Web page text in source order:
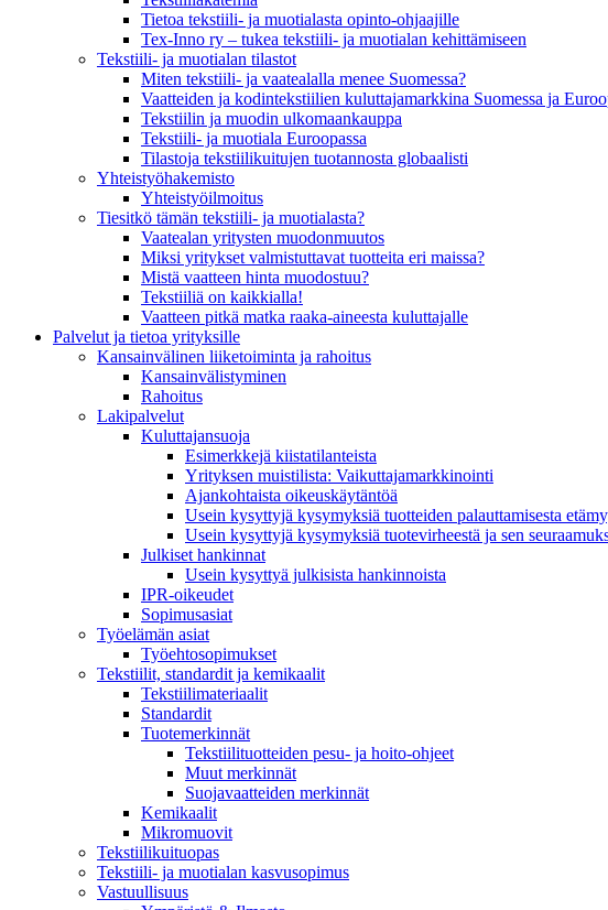
Tietoa tekstiili- ja muotialasta opinto-ohjaajille
Tex-Inno ry – tukea tekstiili- ja muotialan kehittämiseen
Tekstiili- ja muotialan tilastot
Miten tekstiili- ja vaatealalla menee Suomessa?
Vaatteiden ja kodintekstiilien kuluttajamarkkina Suomessa ja
Tekstiilin ja muodin ulkomaankauppa
Tekstiili- ja muotiala Euroopassa
Tilastoja tekstiilikuitujen tuotannosta globaalisti
Yhteistyö­hakemisto
Yhteistyöilmoitus
Tiesitkö tämän tekstiili- ja muotialasta?
Vaatealan yritysten muodonmuutos
Miksi yritykset valmistuttavat tuotteita eri maissa?
Mistä vaatteen hinta muodostuu?
Tekstiiliä on kaikkialla!
Vaatteen pitkä matka raaka-aineesta kuluttajalle
Palvelut ja tietoa yrityksille
Kansainvälinen liiketoiminta ja rahoitus
Kansain­välistyminen
Rahoitus
Lakipalvelut
Kuluttajansuoja
Esimerkkejä kiistatilanteista
Yrityksen muistilista: Vaikuttaja­markkinointi
Ajankohtaista oikeuskäytäntöä
Usein kysyttyjä kysymyksiä tuotteiden palauttamisesta
Usein kysyttyjä kysymyksiä tuotevirheestä ja sen
Julkiset hankinnat
Usein kysyttyä julkisista hankinnoista
IPR-oikeudet
Sopimusasiat
Työelämän asiat
Työehto­sopimukset
Tekstiilit, standardit ja kemikaalit
Tekstiilimateriaalit
Standardit
Tuotemerkinnät
Tekstiilituotteiden pesu- ja hoito-ohjeet
Muut merkinnät
Suojavaatteiden merkinnät
Kemikaalit
Mikromuovit
Tekstiilikuitu­opas
Tekstiili- ja muotialan kasvusopimus
Vastuullisuus